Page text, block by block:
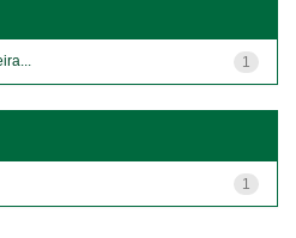
1
1